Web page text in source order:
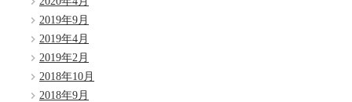
2019年9月
2019年4月
2019年2月
2018年10月
2018年9月